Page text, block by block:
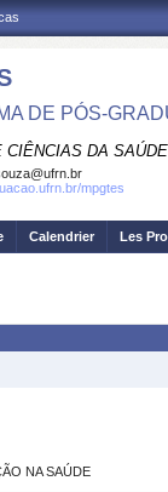
DE PÓS-
CIÊNCIAS DA SAÚDE
mpgtes
Calendrier Les
NA SAÚDE